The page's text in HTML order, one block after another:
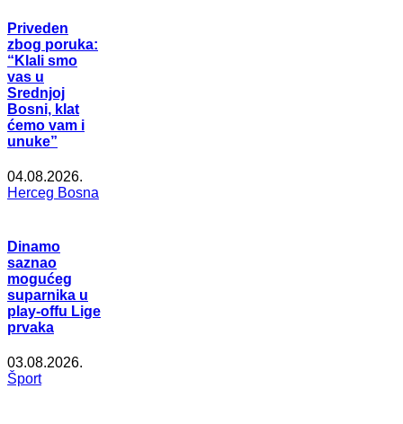
Priveden
zbog poruka:
“Klali smo
vas u
Srednjoj
Bosni, klat
ćemo vam i
unuke”
04.08.2026.
Herceg Bosna
Dinamo
saznao
mogućeg
suparnika u
play-offu Lige
prvaka
03.08.2026.
Šport